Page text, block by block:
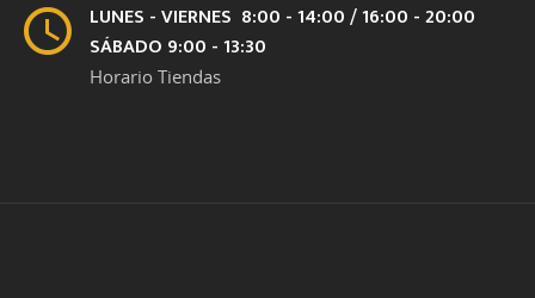
LUNES - VIERNES 8:00 - 14:00 / 16:00 - 20:00
SÁBADO 9:00 - 13:30
Horario Tiendas